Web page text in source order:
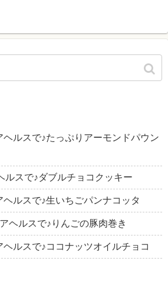
ヘルスで♪たっぷりアーモンドパウン
ルスで♪ダブルチョコクッキー
ヘルスで♪生いちごパンナコッタ
ヘルスで♪りんごの豚肉巻き
ヘルスで♪ココナッツオイルチョコ